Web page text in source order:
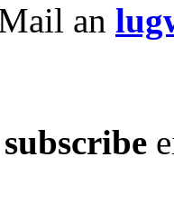
an
subscribe